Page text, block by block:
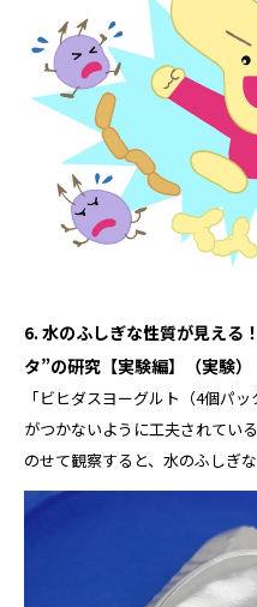
6. 水のふしぎな性質が見える
タ”の研究【実験編】（実験）
「ビヒダスヨーグルト（4個パ
がつかないように工夫されてい
のせて観察すると、水のふしぎ